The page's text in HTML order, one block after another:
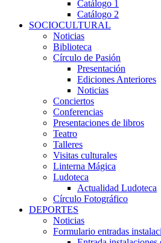
Catálogo 1
Catálogo 2
SOCIOCULTURAL
Noticias
Biblioteca
Círculo de Pasión
Presentación
Ediciones Anteriores
Noticias
Conciertos
Conferencias
Presentaciones de libros
Teatro
Talleres
Visitas culturales
Linterna Mágica
Ludoteca
Actualidad Ludoteca
Círculo Fotográfico
DEPORTES
Noticias
Formulario entradas